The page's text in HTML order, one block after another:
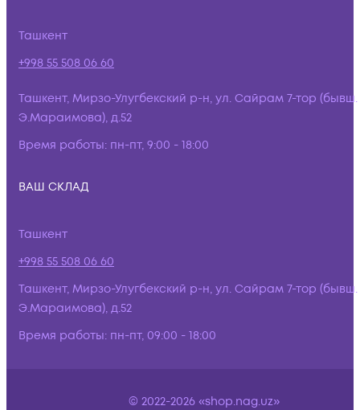
Ташкент
+998 55 508 06 60
Ташкент, Мирзо-Улугбекский р-н, ул. Сайрам 7-тор (бывш.
Э.Мараимова), д.52
Время работы: пн-пт, 9:00 - 18:00
ВАШ СКЛАД
Ташкент
+998 55 508 06 60
Ташкент, Мирзо-Улугбекский р-н, ул. Сайрам 7-тор (бывш.
Э.Мараимова), д.52
Время работы: пн-пт, 09:00 - 18:00
© 2022-2026 «shop.nag.uz»